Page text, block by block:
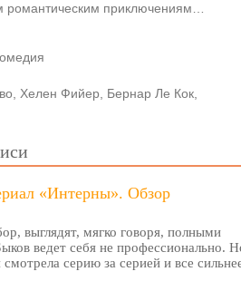
приключениям…
Хелен Фийер, Бернар Ле Кок,
«Интерны». Обзор
выглядят, мягко говоря, полными
ведет себя не профессионально.
смотрела серию за серией и все